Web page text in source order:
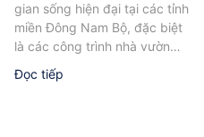
gian sống hiện đại tại các tỉnh
miền Đông Nam Bộ, đặc biệt
là các công trình nhà vườn
quy mô...
Đọc tiếp